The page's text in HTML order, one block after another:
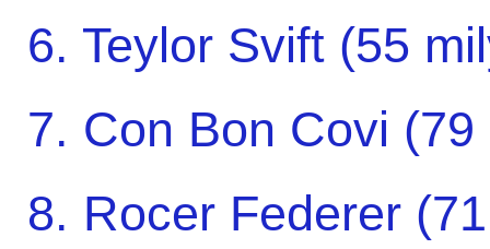
6. Teylor Svift (55
7. Con Bon Covi
8. Rocer Federer